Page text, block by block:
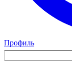
Профиль